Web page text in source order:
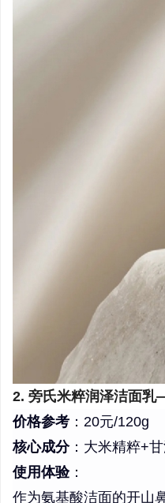
2. 旁氏米粹润泽洁面
价格参考 ：20元/120g
核心成分：大米精粹+
使用体验：
作为氨基酸洁面的开山